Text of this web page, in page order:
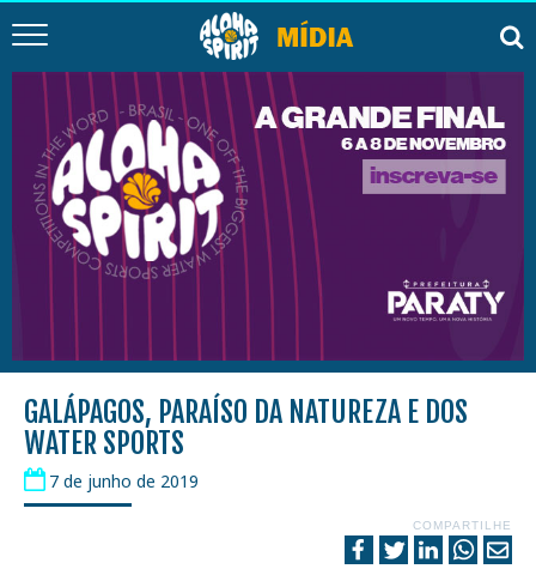
GALÁPAGOS, PARAÍSO DA NATUREZA E DOS
WATER SPORTS
7 de junho de 2019
COMPARTILHE